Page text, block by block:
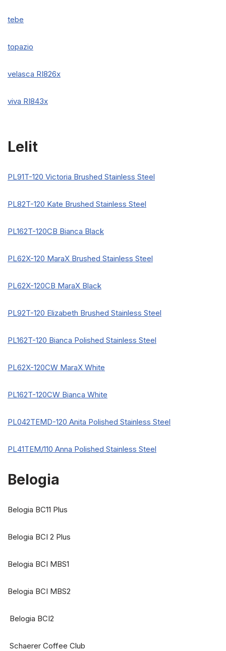
tebe
topazio
velasca RI826x
viva RI843x
Lelit
PL91T-120 Victoria Brushed Stainless Steel
PL82T-120 Kate Brushed Stainless Steel
PL162T-120CB Bianca Black
PL62X-120 MaraX Brushed Stainless Steel
PL62X-120CB MaraX Black
PL92T-120 Elizabeth Brushed Stainless Steel
PL162T-120 Bianca Polished Stainless Steel
PL62X-120CW MaraX White
PL162T-120CW Bianca White
PL042TEMD-120 Anita Polished Stainless Steel
PL41TEM/110 Anna Polished Stainless Steel
Belogia
Belogia BC11 Plus
Belogia BCI 2 Plus
Belogia BCI MBS1
Belogia BCI MBS2
Belogia BCI2
Schaerer Coffee Club